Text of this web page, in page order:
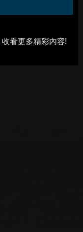
收看更多精彩內容!